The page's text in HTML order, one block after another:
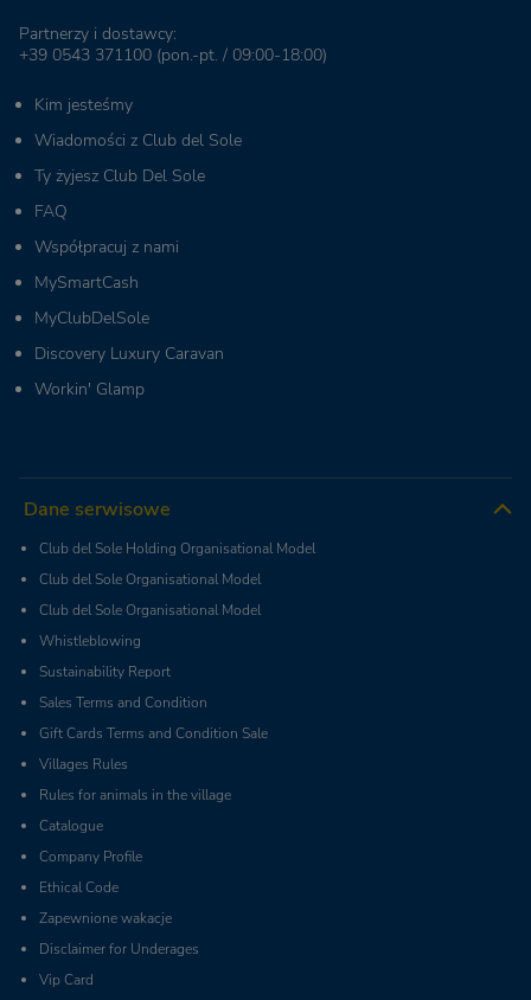
Partnerzy i dostawcy:
+39 0543 371100 (pon.-pt. / 09:00-18:00)
Kim jesteśmy
Wiadomości z Club del Sole
Ty żyjesz Club Del Sole
FAQ
Współpracuj z nami
MySmartCash
MyClubDelSole
Discovery Luxury Caravan
Workin' Glamp
Dane serwisowe
Club del Sole Holding Organisational Model
Club del Sole Organisational Model
Club del Sole Organisational Model
Whistleblowing
Sustainability Report
Sales Terms and Condition
Gift Cards Terms and Condition Sale
Villages Rules
Rules for animals in the village
Catalogue
Company Profile
Ethical Code
Zapewnione wakacje
Disclaimer for Underages
Vip Card